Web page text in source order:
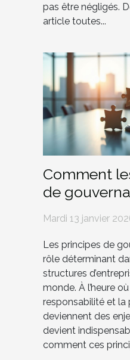
pas être négligés.
article toutes...
Comment
de
structures
Mardi 13 janvier
Les principes de
rôle déterminant
structures
monde. À l’heure
responsabilité et la
deviennent des
devient
comment ces